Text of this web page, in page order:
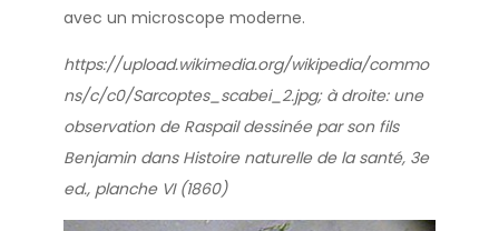
avec un microscope moderne.
https://upload.wikimedia.org/wikipedia/commo
ns/c/c0/Sarcoptes_scabei_2.jpg; à droite: une
observation de Raspail dessinée par son fils
Benjamin dans Histoire naturelle de la santé, 3e
ed., planche VI (1860)